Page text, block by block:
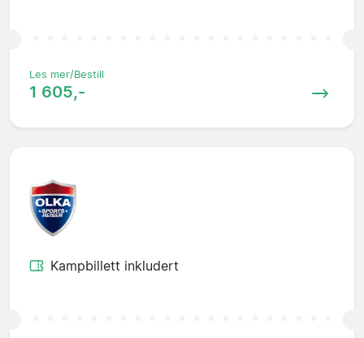
Les mer/Bestill
1 605,-
Kampbillett inkludert